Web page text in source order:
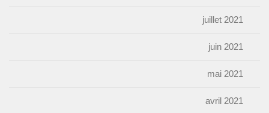
juillet 2021
juin 2021
mai 2021
avril 2021